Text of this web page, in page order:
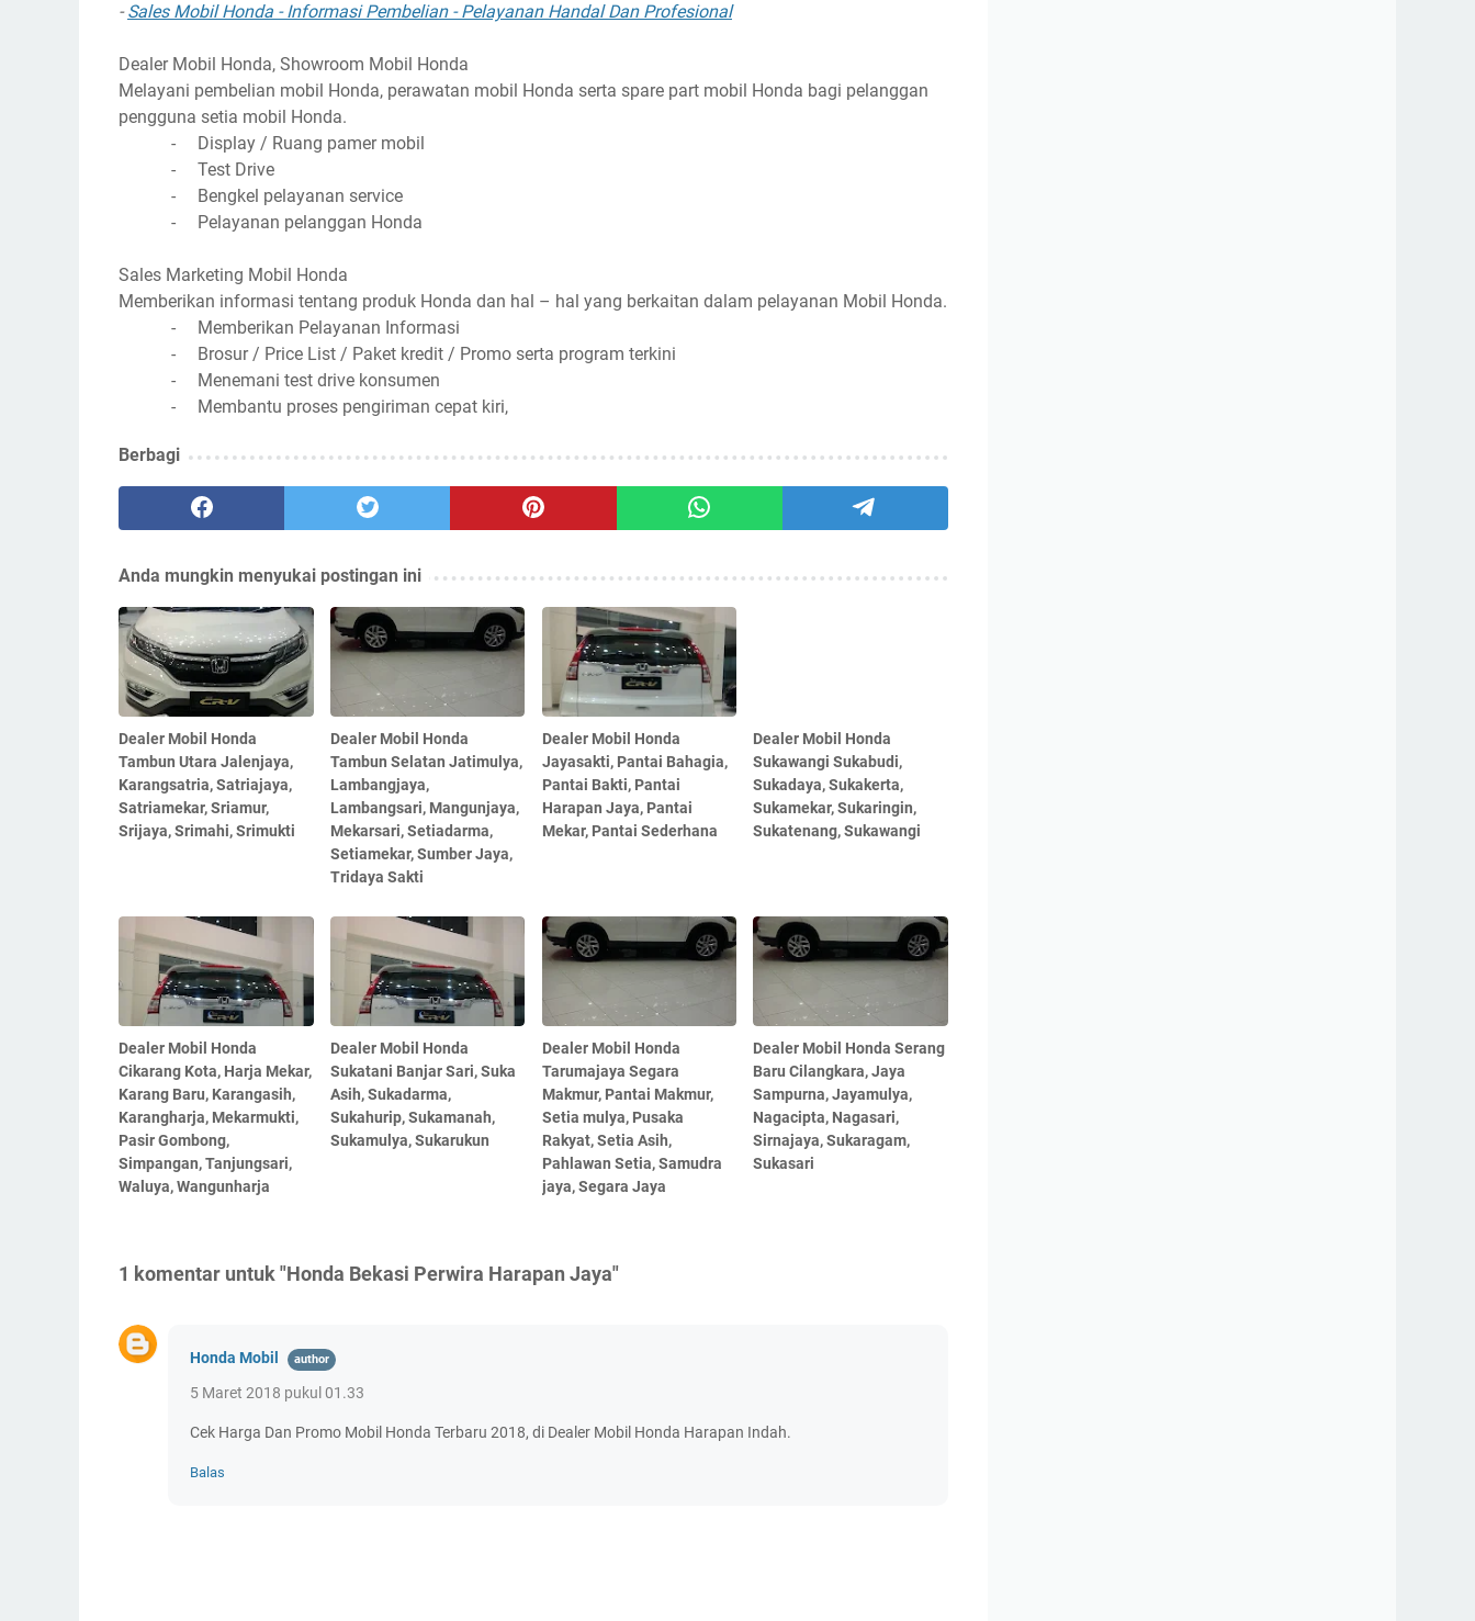
-Sales Mobil Honda - Informasi Pembelian - Pelayanan Handal Dan Profesional
Dealer Mobil Honda, Showroom Mobil Honda
Melayani pembelian mobil Honda, perawatan mobil Honda serta spare part mobil Honda bagi pelanggan
pengguna setia mobil Honda.
-
Display / Ruang pamer mobil
-
Test Drive
-
Bengkel pelayanan service
-
Pelayanan pelanggan Honda
Sales Marketing Mobil Honda
Memberikan informasi tentang produk Honda dan hal – hal yang berkaitan dalam pelayanan Mobil Honda.
-
Memberikan Pelayanan Informasi
-
Brosur / Price List / Paket kredit / Promo serta program terkini
-
Menemani test drive konsumen
-
Membantu proses pengiriman cepat kiri,
Berbagi
Anda mungkin menyukai postingan ini
Dealer Mobil Honda
Tambun Utara Jalenjaya,
Karangsatria, Satriajaya,
Satriamekar, Sriamur,
Srijaya, Srimahi, Srimukti
Dealer Mobil Honda
Tambun Selatan Jatimulya,
Lambangjaya,
Lambangsari, Mangunjaya,
Mekarsari, Setiadarma,
Setiamekar, Sumber Jaya,
Tridaya Sakti
Dealer Mobil Honda
Jayasakti, Pantai Bahagia,
Pantai Bakti, Pantai
Harapan Jaya, Pantai
Mekar, Pantai Sederhana
Dealer Mobil Honda
Sukawangi Sukabudi,
Sukadaya, Sukakerta,
Sukamekar, Sukaringin,
Sukatenang, Sukawangi
Dealer Mobil Honda
Cikarang Kota, Harja Mekar,
Karang Baru, Karangasih,
Karangharja, Mekarmukti,
Pasir Gombong,
Simpangan, Tanjungsari,
Waluya, Wangunharja
Dealer Mobil Honda
Sukatani Banjar Sari, Suka
Asih, Sukadarma,
Sukahurip, Sukamanah,
Sukamulya, Sukarukun
Dealer Mobil Honda
Tarumajaya Segara
Makmur, Pantai Makmur,
Setia mulya, Pusaka
Rakyat, Setia Asih,
Pahlawan Setia, Samudra
jaya, Segara Jaya
Dealer Mobil Honda Serang
Baru Cilangkara, Jaya
Sampurna, Jayamulya,
Nagacipta, Nagasari,
Sirnajaya, Sukaragam,
Sukasari
1 komentar untuk "Honda Bekasi Perwira Harapan Jaya"
Honda Mobil
5 Maret 2018 pukul 01.33
Cek Harga Dan Promo Mobil Honda Terbaru 2018, di Dealer Mobil Honda Harapan Indah.
Balas